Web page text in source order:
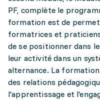
PF, complète le
formation est de
formatrices et
de se positionner dans
leur activité dans un
alternance. La
des relations
l'apprentissage et